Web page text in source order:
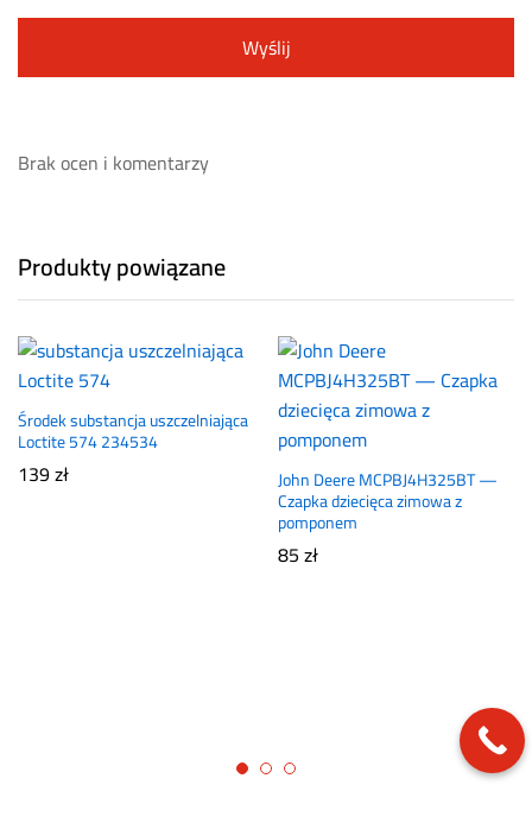
Brak ocen i komentarzy
Produkty powiązane
Środek substancja uszczelniająca
Loctite 574 234534
139zł John Deere MCPBJ4H325BT —
Czapka dziecięca zimowa z
pomponem
85zł